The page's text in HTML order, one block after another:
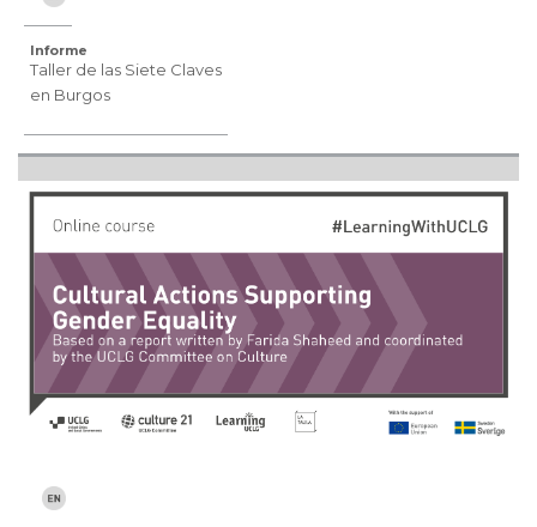
Informe
Taller de las Siete Claves
en Burgos